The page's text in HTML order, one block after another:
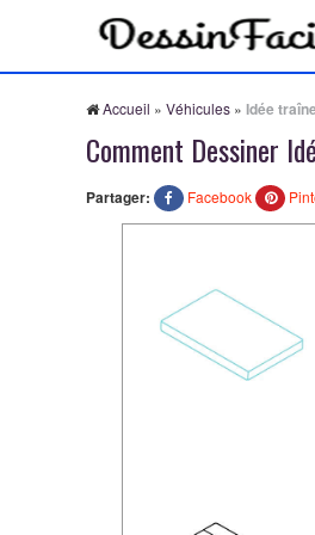
Accueil » Véhicules » Idée
Comment Dessiner
Partager: Facebook